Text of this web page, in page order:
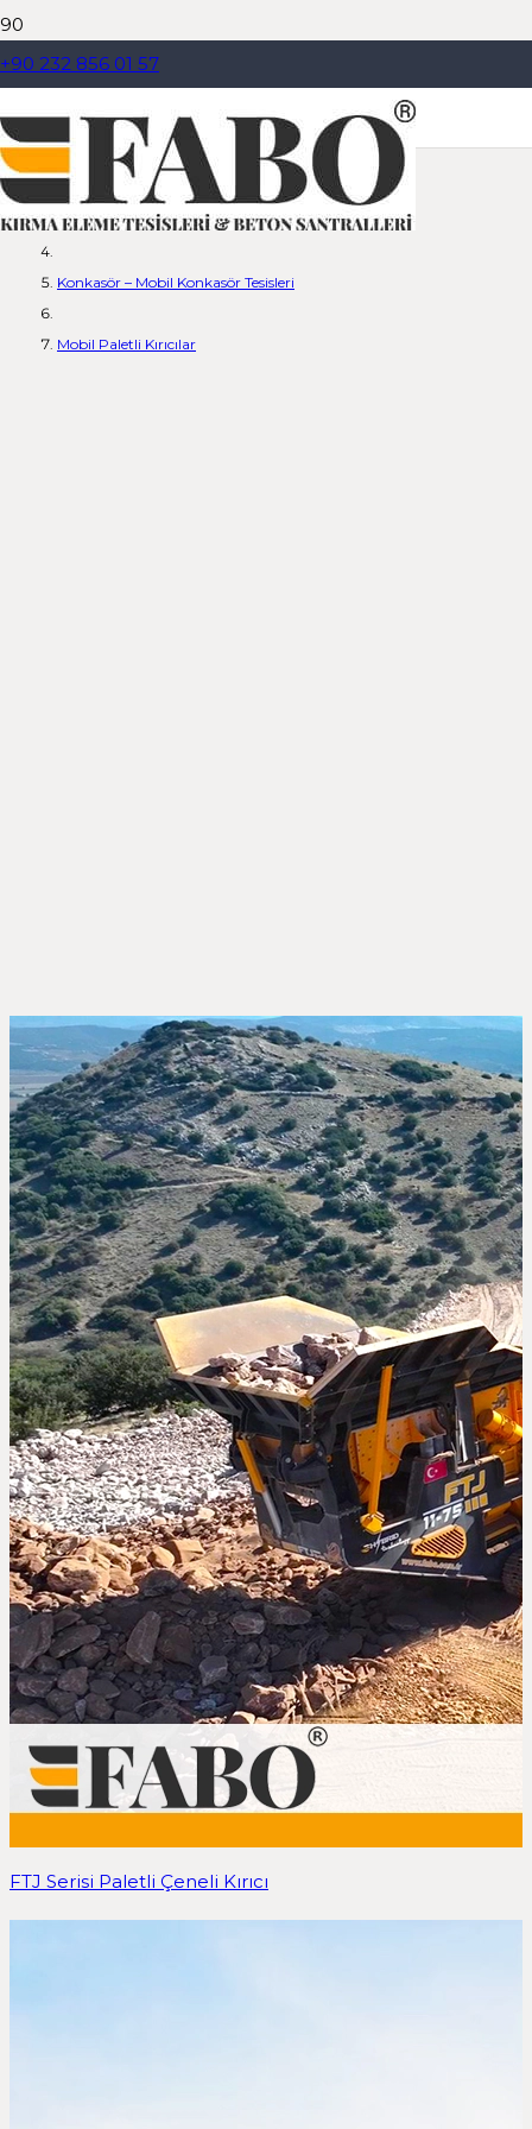
+90 232 856 01 57
Dil Seçiniz
Mobil Paletli Kırıcılar
Anasayfa
Ürünler
Konkasör – Mobil Konkasör Tesisleri
Mobil Paletli Kırıcılar
FTJ Serisi Paletli Çeneli Kırıcı